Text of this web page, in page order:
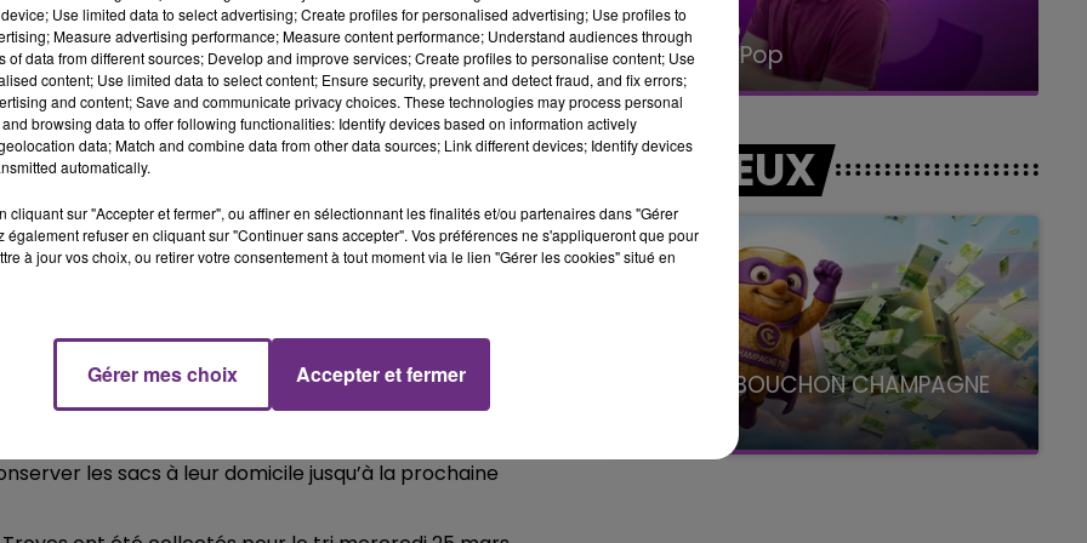
: collecte des ordures ménagères les mardis 31
ordre.
mercredi) : collecte des ordures ménagères les
nouvel ordre.
jeudi) : collecte des ordures ménagères les jeudis 2, 9 et
les mardis, jeudis et samedis, au lieu de quatre
des ordures ménagères mardi 31 mars, jeudi 2
avril et samedi 11 avril, puis collecte mardi 14 avril, jeudi
nouvel ordre.
lieu une semaine sur deux.
les sacs à leur domicile jusqu’à la prochaine
10h00 - 14h00
LE TICKET DE CAISSE
14h00 - 15h00
La Radio Pop
LES JEUX
LE SUPER BOUCHON CHAMPAGNE
avec La Famille Champagne FM, à 8H10
Use limited data to select advertising; Create profiles for personalised advertising; Use profiles to
Measure advertising performance; Measure content performance; Understand audiences through
of data from different sources; Develop and improve services; Create profiles to personalise content; Use
content; Use limited data to select content; Ensure security, prevent and detect fraud, and fix errors;
and content; Save and communicate privacy choices. These technologies may process personal
browsing data to offer following functionalities: Identify devices based on information actively
data; Match and combine data from other data sources; Link different devices; Identify devices
automatically.
cliquant sur "Accepter et fermer", ou affiner en sélectionnant les finalités et/ou partenaires dans "Gérer
également refuser en cliquant sur "Continuer sans accepter". Vos préférences ne s'appliqueront que pour
à jour vos choix, ou retirer votre consentement à tout moment via le lien "Gérer les cookies" situé en
Gérer mes choix Accepter et fermer